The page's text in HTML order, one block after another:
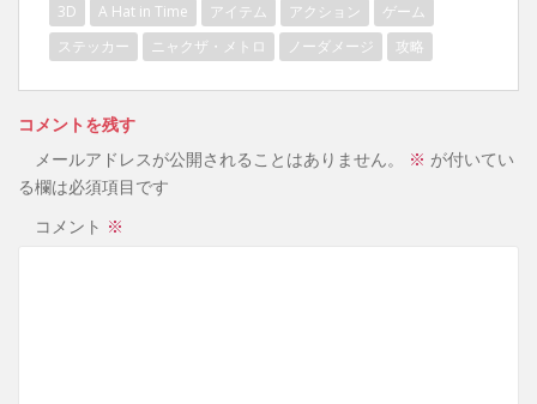
3D A Hat in Time アイテム アクション
ゲーム
ステッカー
ニャクザ・メトロ ノーダメージ 攻略
コメントを残す
メールアドレスが公開されることはありません。
※ が付いてい
る欄は必須項目です
コメント ※